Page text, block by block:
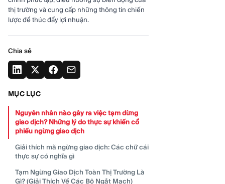
thị trường và cung cấp những thông tin chiến
lược để thúc đẩy lợi nhuận.
Chia sẻ
MỤC LỤC
Nguyên nhân nào gây ra việc tạm dừng
giao dịch? Những lý do thực sự khiến cổ
phiếu ngừng giaodịch
Giải thích mã ngừng giao dịch: Các chữ cái
thực sự có nghĩa gì
Tạm Ngừng Giao Dịch Toàn Thị Trường Là
Gì? (Giải Thích Về Các Bộ Ngắt Mạch)